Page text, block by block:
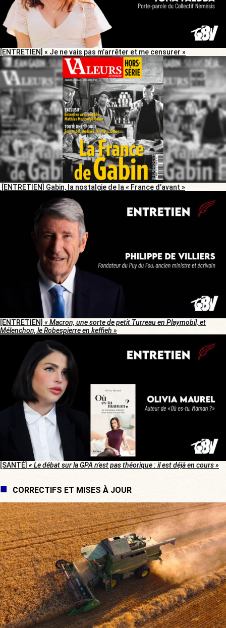
[ENTRETIEN] « Je ne vais pas m’arrêter et me censurer »
[ENTRETIEN] Gabin, la nostalgie de la « France d’avant »
[ENTRETIEN] « Macron, une sorte de petit Turreau en Playmobil, et
Mélenchon, le Robespierre en keffieh »
[SANTÉ] « Le débat sur la GPA n’est pas théorique : il est déjà en cours »
CORRECTIFS ET MISES À JOUR